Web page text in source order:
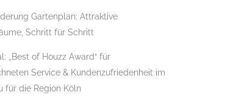
Gartenplan: Attraktive
Schritt für Schritt
„Best of Houzz Award“ für
Service & Kundenzufriedenheit im
für die Region Köln